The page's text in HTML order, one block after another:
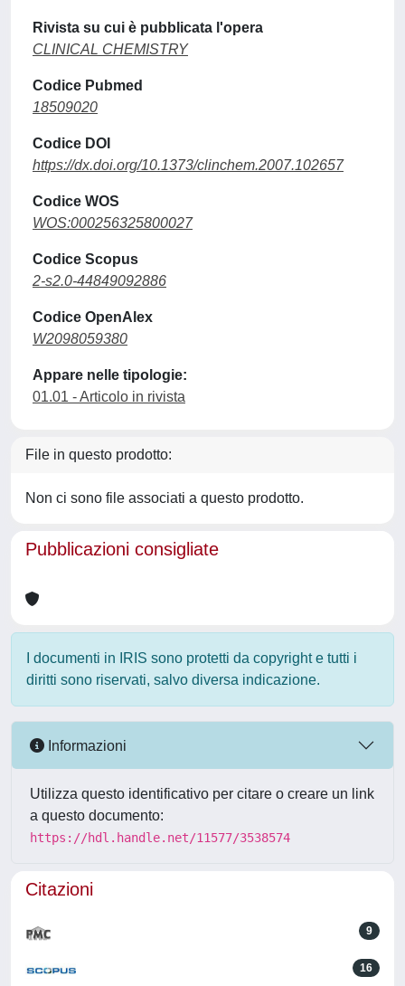
Rivista su cui è pubblicata l'opera
CLINICAL CHEMISTRY
Codice Pubmed
18509020
Codice DOI
https://dx.doi.org/10.1373/clinchem.2007.102657
Codice WOS
WOS:000256325800027
Codice Scopus
2-s2.0-44849092886
Codice OpenAlex
W2098059380
Appare nelle tipologie:
01.01 - Articolo in rivista
File in questo prodotto:
Non ci sono file associati a questo prodotto.
Pubblicazioni consigliate
I documenti in IRIS sono protetti da copyright e tutti i
diritti sono riservati, salvo diversa indicazione.
Informazioni
Utilizza questo identificativo per citare o creare un link
a questo documento:
https://hdl.handle.net/11577/3538574
Citazioni
9
16